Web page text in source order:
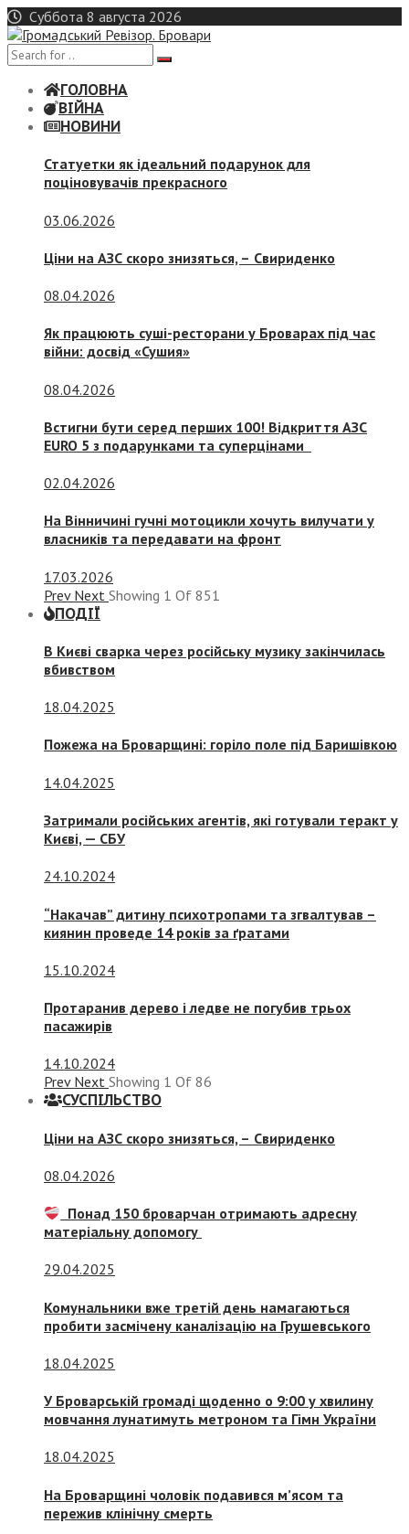
Skip
to
content
Суббота 8 августа 2026
ГОЛОВНА
ВІЙНА
НОВИНИ
Статуетки як ідеальний подарунок для
поціновувачів прекрасного
03.06.2026
Ціни на АЗС скоро знизяться, – Свириденко
08.04.2026
Як працюють суші-ресторани у Броварах під час
війни: досвід «Сушия»
08.04.2026
Встигни бути серед перших 100! Відкриття АЗС
EURO 5 з подарунками та суперцінами
02.04.2026
На Вінничині гучні мотоцикли хочуть вилучати у
власників та передавати на фронт
17.03.2026
Prev Next Showing 1 Of 851
ПОДІЇ
В Києві сварка через російську музику закінчилась
вбивством
18.04.2025
Пожежа на Броварщині: горіло поле під Баришівкою
14.04.2025
Затримали російських агентів, які готували теракт у
Києві, — СБУ
24.10.2024
“Накачав” дитину психотропами та згвалтував –
киянин проведе 14 років за ґратами
15.10.2024
Протаранив дерево і ледве не погубив трьох
пасажирів
14.10.2024
Prev Next Showing 1 Of 86
СУСПIЛЬСТВО
Ціни на АЗС скоро знизяться, – Свириденко
08.04.2026
Понад 150 броварчан отримають адресну
матеріальну допомогу
29.04.2025
Комунальники вже третій день намагаються
пробити засмічену каналізацію на Грушевського
18.04.2025
У Броварській громаді щоденно о 9:00 у хвилину
мовчання лунатимуть метроном та Гімн України
18.04.2025
На Броварщині чоловік подавився м’ясом та
пережив клінічну смерть